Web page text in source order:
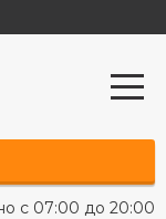
с 07:00 до 20:00